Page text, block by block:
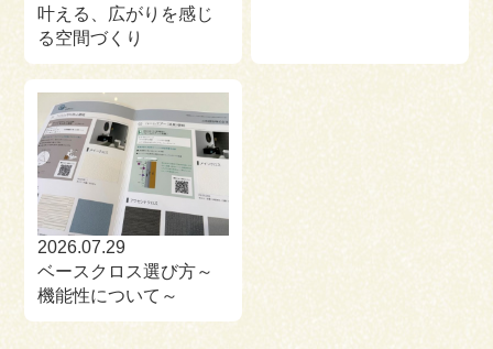
叶える、広がりを感じ
る空間づくり
2026.07.29
ベースクロス選び方～
機能性について～